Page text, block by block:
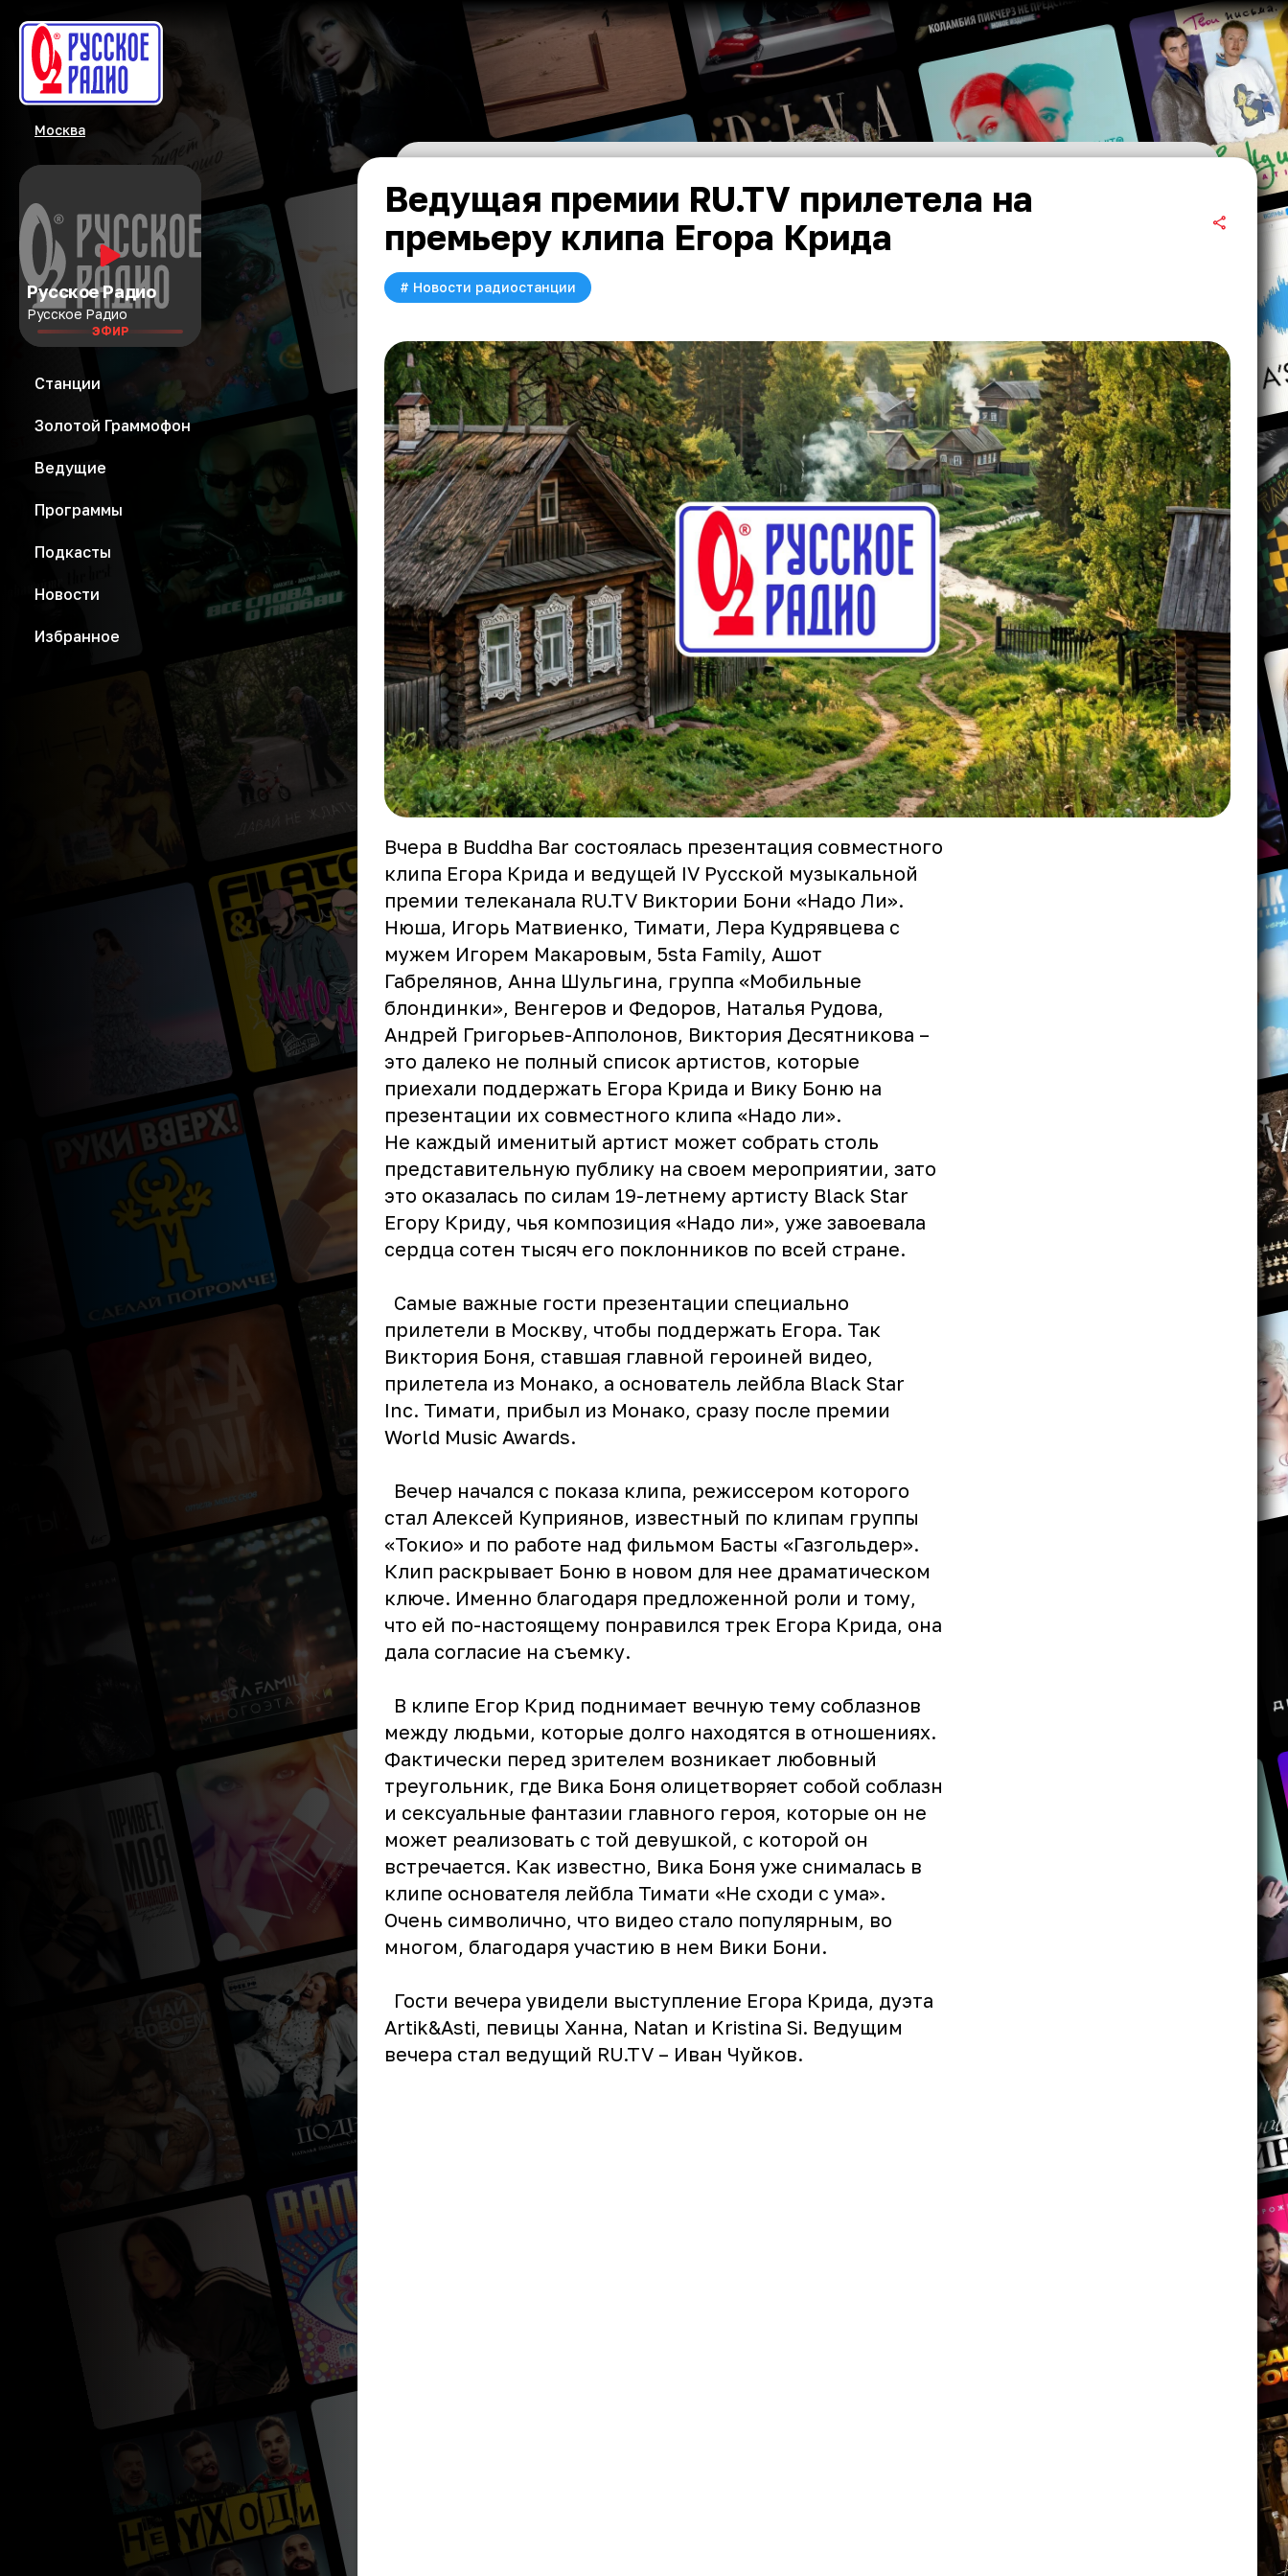
Москва
Русское Радио
Русское Радио
ЭФИР
Станции
Золотой Граммофон
Ведущие
Программы
Подкасты
Новости
Избранное
Ведущая премии RU.TV прилетела на
премьеру клипа Егора Крида
# Новости радиостанции
Вчера в Buddha Bar состоялась презентация совместного
клипа Егора Крида и ведущей IV Русской музыкальной
премии телеканала RU.TV Виктории Бони «Надо Ли».
Нюша, Игорь Матвиенко, Тимати, Лера Кудрявцева с
мужем Игорем Макаровым, 5sta Family, Ашот
Габрелянов, Анна Шульгина, группа «Мобильные
блондинки», Венгеров и Федоров, Наталья Рудова,
Андрей Григорьев-Апполонов, Виктория Десятникова –
это далеко не полный список артистов, которые
приехали поддержать Егора Крида и Вику Боню на
презентации их совместного клипа «Надо ли».
Не каждый именитый артист может собрать столь
представительную публику на своем мероприятии, зато
это оказалась по силам 19-летнему артисту Black Star
Егору Криду, чья композиция «Надо ли», уже завоевала
сердца сотен тысяч его поклонников по всей стране.
Самые важные гости презентации специально
прилетели в Москву, чтобы поддержать Егора. Так
Виктория Боня, ставшая главной героиней видео,
прилетела из Монако, а основатель лейбла Black Star
Inc. Тимати, прибыл из Монако, сразу после премии
World Music Awards.
Вечер начался с показа клипа, режиссером которого
стал Алексей Куприянов, известный по клипам группы
«Токио» и по работе над фильмом Басты «Газгольдер».
Клип раскрывает Боню в новом для нее драматическом
ключе. Именно благодаря предложенной роли и тому,
что ей по-настоящему понравился трек Егора Крида, она
дала согласие на съемку.
В клипе Егор Крид поднимает вечную тему соблазнов
между людьми, которые долго находятся в отношениях.
Фактически перед зрителем возникает любовный
треугольник, где Вика Боня олицетворяет собой соблазн
и сексуальные фантазии главного героя, которые он не
может реализовать с той девушкой, с которой он
встречается. Как известно, Вика Боня уже снималась в
клипе основателя лейбла Тимати «Не сходи с ума».
Очень символично, что видео стало популярным, во
многом, благодаря участию в нем Вики Бони.
Гости вечера увидели выступление Егора Крида, дуэта
Artik&Asti, певицы Ханна, Natan и Kristina Si. Ведущим
вечера стал ведущий RU.TV – Иван Чуйков.